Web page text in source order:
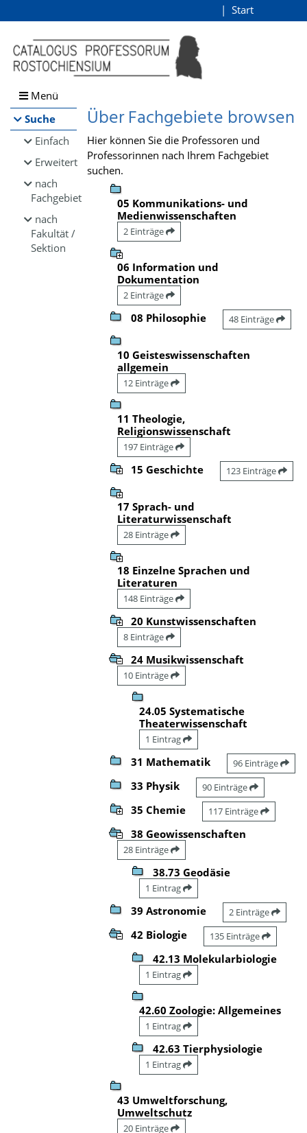
Browsen
direkt zum Inhalt
Start
Menü
Suche
Einfach
Erweitert
nach
Fachgebiet
nach
Fakultät /
Sektion
Über Fachgebiete browsen
Hier können Sie die Professoren und
Professorinnen nach Ihrem Fachgebiet
suchen.
05 Kommunikations- und
Medienwissenschaften
2 Einträge
06 Information und
Dokumentation
2 Einträge
08 Philosophie 48 Einträge
10 Geisteswissenschaften
allgemein
12 Einträge
11 Theologie,
Religionswissenschaft
197 Einträge
15 Geschichte 123 Einträge
17 Sprach- und
Literaturwissenschaft
28 Einträge
18 Einzelne Sprachen und
Literaturen
148 Einträge
20 Kunstwissenschaften
8 Einträge
24 Musikwissenschaft
10 Einträge
24.05 Systematische
Theaterwissenschaft
1 Eintrag
31 Mathematik 96 Einträge
33 Physik 90 Einträge
35 Chemie 117 Einträge
38 Geowissenschaften
28 Einträge
38.73 Geodäsie
1 Eintrag
39 Astronomie 2 Einträge
42 Biologie 135 Einträge
42.13 Molekularbiologie
1 Eintrag
42.60 Zoologie: Allgemeines
1 Eintrag
42.63 Tierphysiologie
1 Eintrag
43 Umweltforschung,
Umweltschutz
20 Einträge